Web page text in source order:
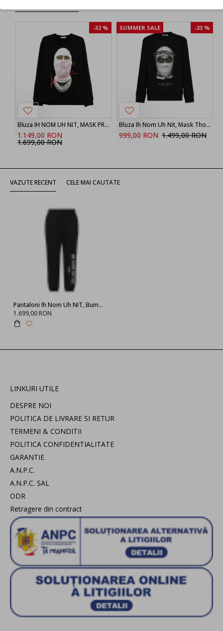
-32 %
Bluza IH NOM UH NIT, MASK PRINTED, Black
1.149,00 RON
1.699,00 RON
SUMMER SALE -33 %
Bluza Ih Nom Uh Nit, Mask Thorns Printed, Negru
999,00 RON 1.499,00 RON
VAZUTE RECENT CELE MAI CAUTATE
Pantaloni Ih Nom Uh NIT, Bumbac, WHITE PARIS
1.699,00 RON
LINKURI UTILE
DESPRE NOI
POLITICA DE LIVRARE SI RETUR
TERMENI & CONDITII
POLITICA CONFIDENTIALITATE
GARANTIE
A.N.P.C.
A.N.P.C. SAL
ODR
Retragere din contract